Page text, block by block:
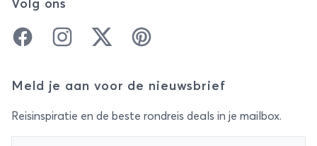
Volg ons
FacebookInstagramTwitter Pinterest
Meld je aan voor de nieuwsbrief
Reisinspiratie en de beste rondreis deals in je mailbox.